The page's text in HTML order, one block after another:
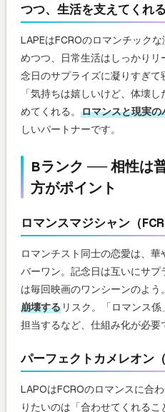
つつ、生活を支えてくれる
LAPEはFCROのロマンチック
めつつ、日常生活はしっかり
念日のサプライズに凝りすぎて
「気持ちは嬉しいけど、体壊
めてくれる。 ロマンスと現実
しいパートナーです。
Bランク ── 相性は
方がポイント
ロマンスマジシャン（
ロマンチスト同士の恋愛は、
バーワン。記念日は互いにサプ
は毎回映画のワンシーンのよう
崩壊する リスク。「ロマンス
担当するなど、仕組み化が必要
パーフェクトカメレオン（
LAPOはFCROのロマンスに合
りたいのは「合わせてくれる